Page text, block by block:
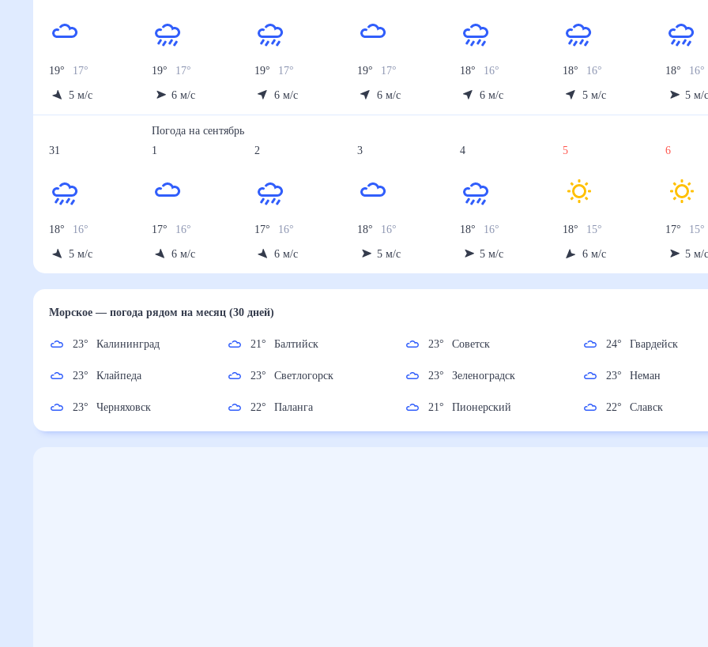
19° 17°
5 м/с
19° 17°
6 м/с
19° 17°
6 м/с
19° 17°
6 м/с
18° 16°
6 м/с
18° 16°
5 м/с
18° 16°
5 м/
31
18° 16°
5 м/с
Погода насентябрь
1
17° 16°
6 м/с
2
17° 16°
6 м/с
3
18° 16°
5 м/с
4
18° 16°
5 м/с
5
18° 15°
6 м/с
6
17° 15°
5 м/
Морское— погода рядомна месяц (30 дней)
23° Калининград
23° Клайпеда
23° Черняховск
21° Балтийск
23° Светлогорск
22° Паланга
23° Советск
23° Зеленоградск
21° Пионерский
24° Гвардейск
23° Неман
22° Славск